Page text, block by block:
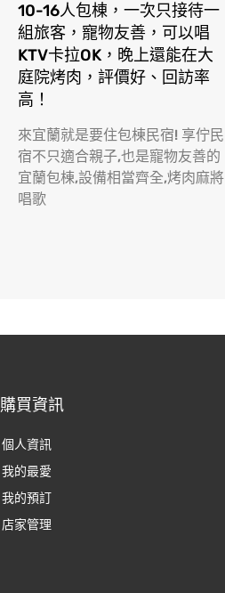
10-16人包棟，一次只接待一
組旅客，寵物友善，可以唱
KTV卡拉OK，晚上還能在大
庭院烤肉，評價好、回訪率
高！
來宜蘭就是要住包棟民宿! 享佇民
宿不只適合親子,也是寵物友善的
宜蘭包棟,設備相當齊全,烤肉麻將
唱歌
購買資訊
個人資訊
我的最愛
我的預訂
店家管理